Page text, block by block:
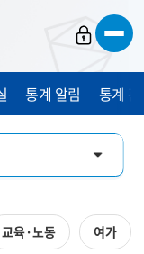
통계 알림 통계
교육·노동 여가